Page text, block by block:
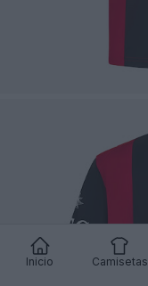
Inicio Camisetas